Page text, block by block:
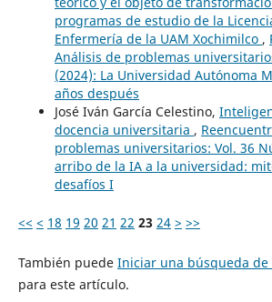
programas de estudio de la
Enfermería de la UAM Xochimilco ,
Análisis de problemas
(2024): La Universidad Autónoma
años después
José Iván García Celestino,
docencia universitaria ,
problemas universitarios: Vol. 36
arribo de la IA a la universidad:
desafíos I
<< < 18 19 20 21 22 23 24 > >>
También puede Iniciar una búsqueda
para este artículo.